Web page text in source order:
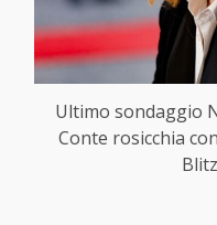
Ultimo sondaggio
Conte rosicchia